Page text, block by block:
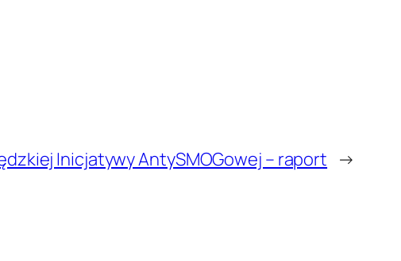
Inicjatywy AntySMOGowej – raport →